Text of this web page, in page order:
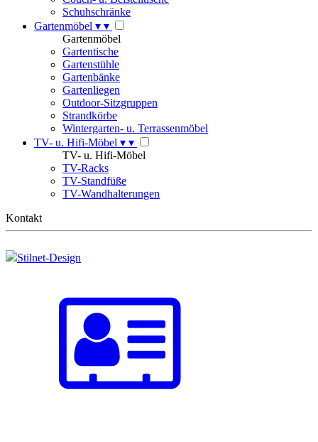
Schuhschränke
Gartenmöbel ▾ ▾
Gartenmöbel
Gartentische
Gartenstühle
Gartenbänke
Gartenliegen
Outdoor-Sitzgruppen
Strandkörbe
Wintergarten- u. Terrassenmöbel
TV- u. Hifi-Möbel ▾ ▾
TV- u. Hifi-Möbel
TV-Racks
TV-Standfüße
TV-Wandhalterungen
Kontakt
Stilnet-Design